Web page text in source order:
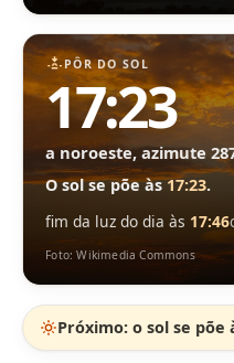
PÔR DO SOL
17:23
a noroeste, azimute
O sol se põe às17:23.
fim da luz do dia às 17:46
Foto: Wikimedia Commons
Próximo: o sol se põe